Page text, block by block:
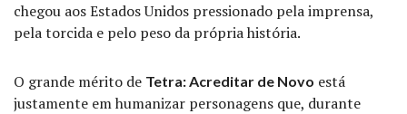
chegou aos Estados Unidos pressionado pela imprensa,
pela torcida e pelo peso da própria história.
O grande mérito de Tetra: Acreditar de Novo está
justamente em humanizar personagens que, durante